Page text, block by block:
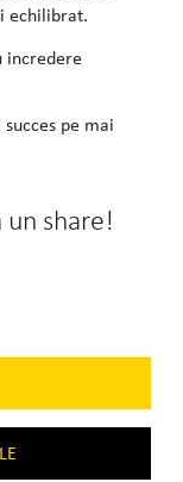
echilibrat.
incredere
pe mai
share!